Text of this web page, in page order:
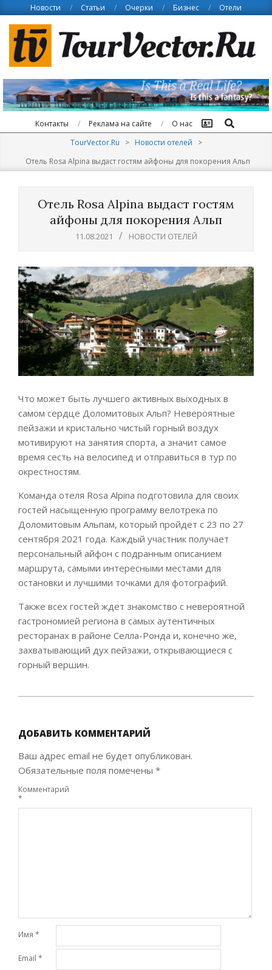
content
Новости Статьи Очерки Бизнес Отели
Контакты Реклама на сайте О нас Поиск
TourVector.Ru > Новости отелей
>
Отель Rosa Alpina выдаст гостям айфоны для покорения Альп
Отель Rosa Alpina выдаст гостям
айфоны для покорения Альп
11.08.2021 НОВОСТИ ОТЕЛЕЙ
Что может быть лучшего активных выходных в
самом сердце Доломитовых Альп? Невероятные
пейзажи и кристально чистый горный воздух
мотивируют на занятия спорта, а значит самое
время сесть на велосипед и отправиться в тур по
окрестностям.
Команда отеля Rosa Alpina подготовила для своих
гостей насыщенную программу велотрека по
Доломитовым Альпам, который пройдет с 23 по 27
сентября 2021 года. Каждый участник получает
персональный айфон с подранным описанием
маршрута, самыми интересными местами для
остановки и лучшими точками для фотографий.
Также всех гостей ждет знакомство с невероятной
гастрономией региона в самых аутентичных
ресторанах в районе Селла-Ронда и, конечно же,
захватывающий дух пейзажи, открывающиеся с
горный вершин.
11
ДОБАВИТЬ КОММЕНТАРИЙ
Ваш адрес email не будет опубликован.
Обязательные поля помечены *
Комментарий
*
Имя *
Email *